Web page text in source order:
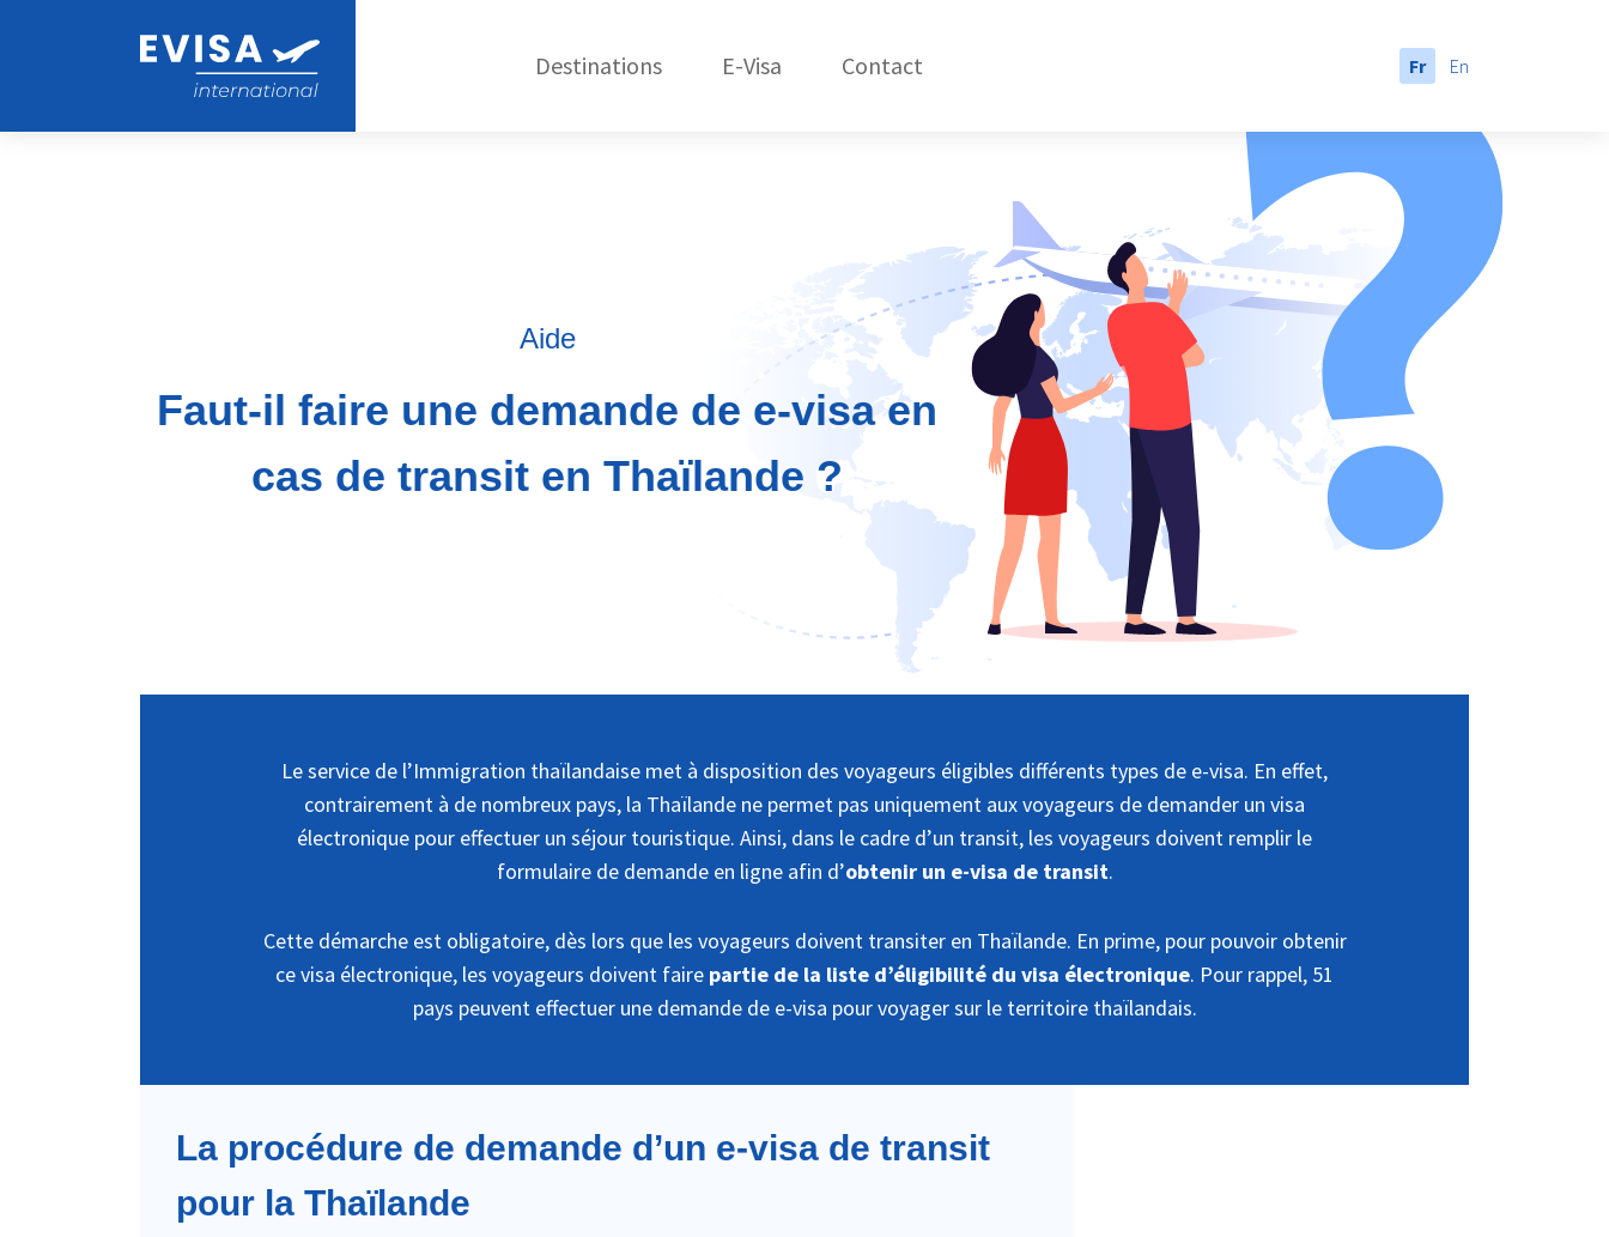
Destinations
Asie
République Dom.
E-Visa Contact Fr En
Aide
Faut-il faire une demande de e-visa en
cas de transit en Thaïlande ?
Le service de l’Immigration thaïlandaise met à disposition des voyageurs éligibles différents types de e-visa. En effet,
contrairement à de nombreux pays, la Thaïlande ne permet pas uniquement aux voyageurs de demander un visa
électronique pour effectuer un séjour touristique. Ainsi, dans le cadre d’un transit, les voyageurs doivent remplir le
formulaire de demande en ligne afin d’obtenir un e-visa de transit.
Cette démarche est obligatoire, dès lors que les voyageurs doivent transiter en Thaïlande. En prime, pour pouvoir obtenir
ce visa électronique, les voyageurs doivent faire partie de la liste d’éligibilité du visa électronique. Pour rappel, 51
pays peuvent effectuer une demande de e-visa pour voyager sur le territoire thaïlandais.
La procédure de demande d’un e-visa de transit
pour la Thaïlande